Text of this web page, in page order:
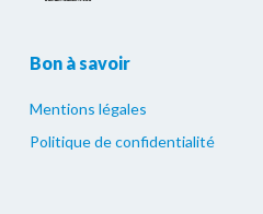
Bon à savoir
Mentions légales
Politique de confidentialité